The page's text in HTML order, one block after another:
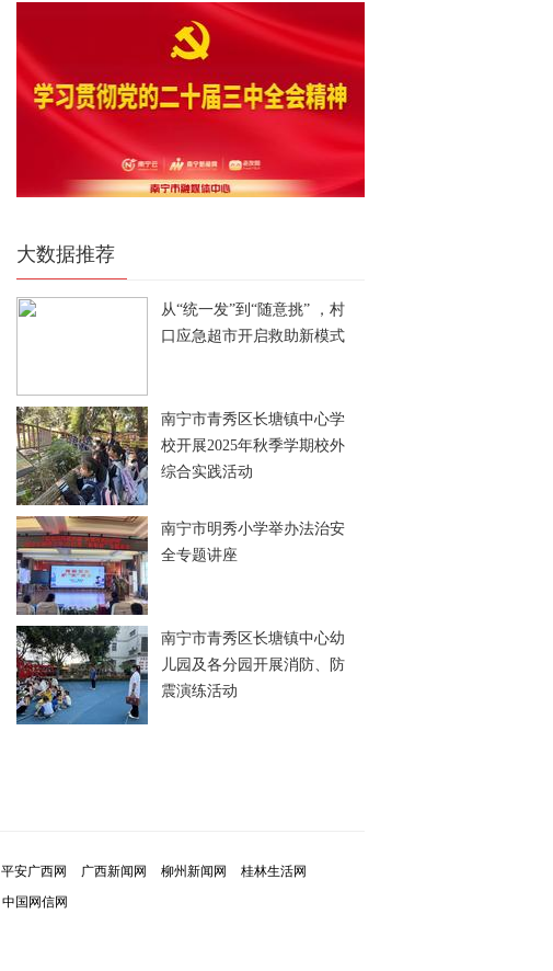
大数据推荐
从“统一发”到“随意挑” ，村
口应急超市开启救助新模式
南宁市青秀区长塘镇中心学
校开展2025年秋季学期校外
综合实践活动
南宁市明秀小学举办法治安
全专题讲座
南宁市青秀区长塘镇中心幼
儿园及各分园开展消防、防
震演练活动
平安广西网 广西新闻网 柳州新闻网
桂林生活网
中国网信网